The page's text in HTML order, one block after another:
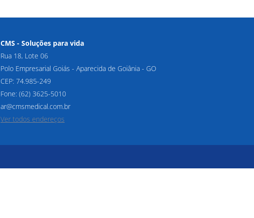
CMS - Soluções para vida
Rua 18, Lote 06
Polo Empresarial Goiás - Aparecida de Goiânia - GO
CEP: 74.985-249
Fone: (62) 3625-5010
ar@cmsmedical.com.br
Ver todos endereços